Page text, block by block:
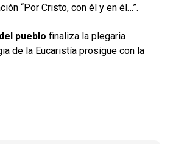
“Por Cristo, con él y en él…”.
pueblo finaliza la plegaria
de la Eucaristía prosigue con la